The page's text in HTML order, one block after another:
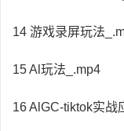
14 游戏录屏玩法
15 Al玩法_.mp4
16 AlGC-tiktok实战